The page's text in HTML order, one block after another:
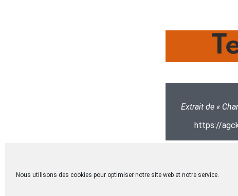
Nous utilisons des cookies pour optimiser notre site web et notre service.
Extrait de «
https://
reconnaissons que, parfois, nous sommes